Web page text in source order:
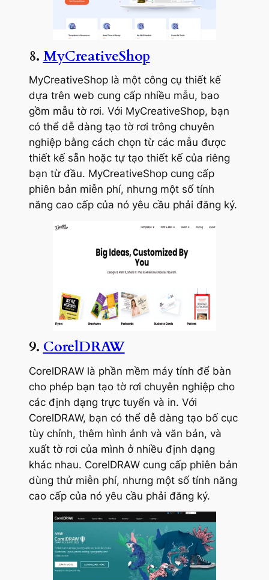
8. MyCreativeShop
MyCreativeShop là một công cụ thiết kế
dựa trên web cung cấp nhiều mẫu, bao
gồm mẫu tờ rơi. Với MyCreativeShop, bạn
có thể dễ dàng tạo tờ rơi trông chuyên
nghiệp bằng cách chọn từ các mẫu được
thiết kế sẵn hoặc tự tạo thiết kế của riêng
bạn từ đầu. MyCreativeShop cung cấp
phiên bản miễn phí, nhưng một số tính
năng cao cấp của nó yêu cầu phải đăng ký.
9. CorelDRAW
CorelDRAW là phần mềm máy tính để bàn
cho phép bạn tạo tờ rơi chuyên nghiệp cho
các định dạng trực tuyến và in. Với
CorelDRAW, bạn có thể dễ dàng tạo bố cục
tùy chỉnh, thêm hình ảnh và văn bản, và
xuất tờ rơi của mình ở nhiều định dạng
khác nhau. CorelDRAW cung cấp phiên bản
dùng thử miễn phí, nhưng một số tính năng
cao cấp của nó yêu cầu phải đăng ký.